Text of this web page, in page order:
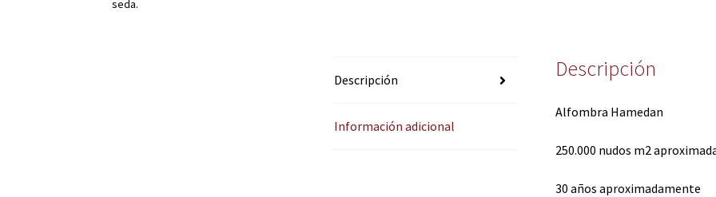
Descripción
Información adicional
Descripción
Alfombra Hamedan
250.000 nudos m2
30 años aproximadamente
seda.